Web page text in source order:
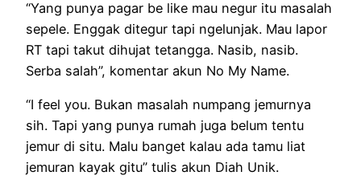
“Yang punya pagar be like mau negur itu masalah
sepele. Enggak ditegur tapi ngelunjak. Mau lapor
RT tapi takut dihujat tetangga. Nasib, nasib.
Serba salah”, komentar akun No My Name.
“I feel you. Bukan masalah numpang jemurnya
sih. Tapi yang punya rumah juga belum tentu
jemur di situ. Malu banget kalau ada tamu liat
jemuran kayak gitu” tulis akun Diah Unik.